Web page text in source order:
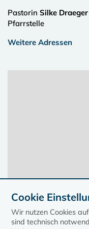
Pastorin Silke Draeger
Pfarrstelle
Weitere Adressen
Cookie
Wir nutzen Cookies
sind technisch